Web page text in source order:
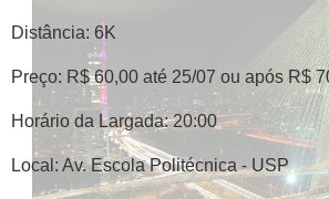
Distância: 6K
Preço: R$ 60,00 até 25/07 ou após R$
Horário da Largada: 20:00
Local: Av. Escola Politécnica - USP